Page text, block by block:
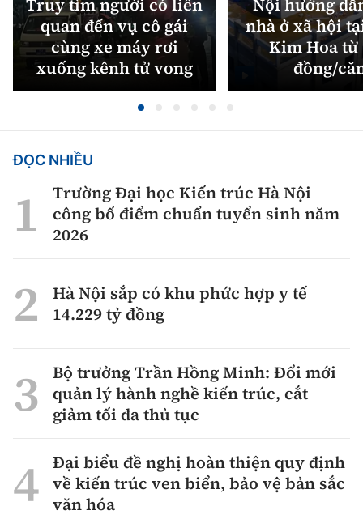
Truy tìm người có liên
quan đến vụ cô gái
cùng xe máy rơi
xuống kênh tử vong
Nội hướng
nhà ở xã hội
Kim Hoa từ
đồng/
ĐỌC NHIỀU
Trường Đại học Kiến trúc Hà Nội
công bố điểm chuẩn tuyển sinh năm
2026
Hà Nội sắp có khu phức hợp y tế
14.229 tỷ đồng
Bộ trưởng Trần Hồng Minh: Đổi mới
quản lý hành nghề kiến trúc, cắt
giảm tối đa thủ tục
Đại biểu đề nghị hoàn thiện quy định
về kiến trúc ven biển, bảo vệ bản sắc
văn hóa